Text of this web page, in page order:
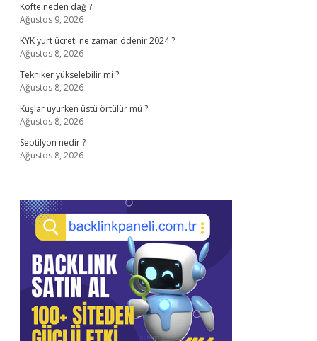
Köfte neden dağ ?
Ağustos 9, 2026
KYK yurt ücreti ne zaman ödenir 2024 ?
Ağustos 8, 2026
Tekniker yükselebilir mi ?
Ağustos 8, 2026
Kuşlar uyurken üstü örtülür mü ?
Ağustos 8, 2026
Septilyon nedir ?
Ağustos 8, 2026